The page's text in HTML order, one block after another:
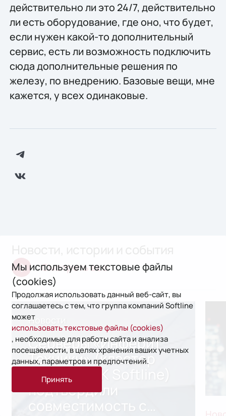
действительно ли это 24/7, действительно
ли есть оборудование, где оно, что будет,
если нужен какой-то дополнительный
сервис, есть ли возможность подключить
сюда дополнительные решения по
железу, по внедрению. Базовые вещи, мне
кажется, у всех одинаковые.
Смотреть все
Новости
Серверы «Инферит
Техники» (кластер
«СФ Тех» ГК Softline)
подтвердили
Мы используем текстовые файлы
(cookies)
Продолжая использовать данный веб-сайт, вы
соглашаетесь с тем, что группа компаний Softline
может
использовать текстовые файлы (cookies)
, необходимые для работы сайта и анализа
посещаемости, в целях хранения ваших учетных
данных, параметров и предпочтений.
Принять